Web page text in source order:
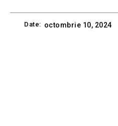
Date: octombrie 10, 2024